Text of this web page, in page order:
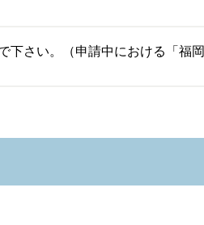
下さい。（申請中における「福岡